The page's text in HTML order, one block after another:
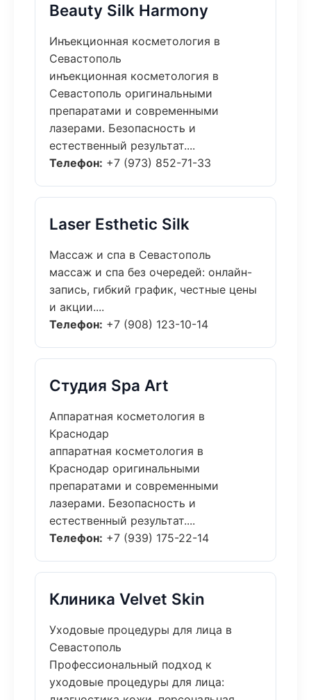
Beauty Silk Harmony
Инъекционная косметология в
Севастополь
инъекционная косметология в
Севастополь оригинальными
препаратами и современными
лазерами. Безопасность и
естественный результат....
Телефон: +7 (973) 852-71-33
Laser Esthetic Silk
Массаж и спа в Севастополь
массаж и спа без очередей: онлайн-
запись, гибкий график, честные цены
и акции....
Телефон: +7 (908) 123-10-14
Студия Spa Art
Аппаратная косметология в
Краснодар
аппаратная косметология в
Краснодар оригинальными
препаратами и современными
лазерами. Безопасность и
естественный результат....
Телефон: +7 (939) 175-22-14
Клиника Velvet Skin
Уходовые процедуры для лица в
Севастополь
Профессиональный подход к
уходовые процедуры для лица: